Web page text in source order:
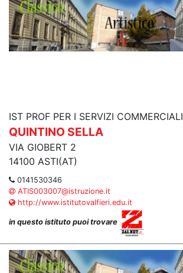
IST PROF PER I SERVIZI COMMERCIALI
QUINTINO SELLA
VIA GIOBERT 2
14100 ASTI(AT)
0141530346
ATIS003007@istruzione.it
http://www.istitutovalfieri.edu.it
in questo istituto puoi trovare